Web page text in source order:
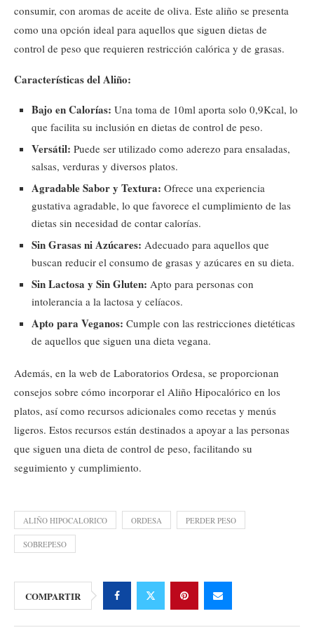
consumir, con aromas de aceite de oliva. Este aliño se presenta
como una opción ideal para aquellos que siguen dietas de
control de peso que requieren restricción calórica y de grasas.
Características del Aliño:
Bajo en Calorías: Una toma de 10ml aporta solo 0,9Kcal, lo
que facilita su inclusión en dietas de control de peso.
Versátil: Puede ser utilizado como aderezo para ensaladas,
salsas, verduras y diversos platos.
Agradable Sabor y Textura: Ofrece una experiencia
gustativa agradable, lo que favorece el cumplimiento de las
dietas sin necesidad de contar calorías.
Sin Grasas ni Azúcares: Adecuado para aquellos que
buscan reducir el consumo de grasas y azúcares en su dieta.
Sin Lactosa y Sin Gluten: Apto para personas con
intolerancia a la lactosa y celíacos.
Apto para Veganos: Cumple con las restricciones dietéticas
de aquellos que siguen una dieta vegana.
Además, en la web de Laboratorios Ordesa, se proporcionan
consejos sobre cómo incorporar el Aliño Hipocalórico en los
platos, así como recursos adicionales como recetas y menús
ligeros. Estos recursos están destinados a apoyar a las personas
que siguen una dieta de control de peso, facilitando su
seguimiento y cumplimiento.
ALIÑO HIPOCALORICO ORDESA PERDER PESO
SOBREPESO
COMPARTIR